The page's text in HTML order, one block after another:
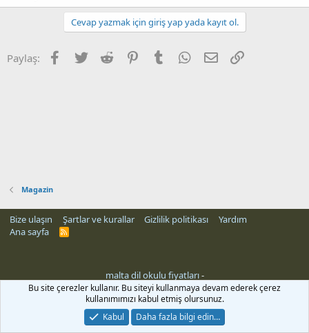
Cevap yazmak için giriş yap yada kayıt ol.
Paylaş: Facebook
Twitter Reddit PinterestTumblr WhatsApp
E-posta
Magazin
Bize ulaşın Şartlar ve kurallar Gizlilik politikası
Yardım
Ana sayfa
R
malta dil okulu fiyatları-
Bu site çerezler kullanır. Bu siteyi kullanmaya devam ederek çerez
kullanımımızı kabul etmiş olursunuz.
Kabul
Daha fazla bilgi edin…